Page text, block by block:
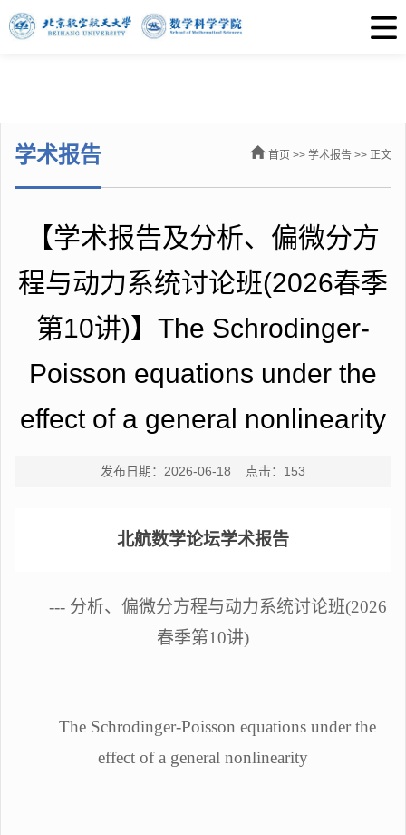
学术报告 首页 >> 学术报告 >> 正文
【学术报告及分析、偏微分方
程与动力系统讨论班(2026春季
第10讲)】The Schrodinger-
Poisson equations under the
effect of a general nonlinearity
发布日期：2026-06-18 点击： 153
北航数学论坛学术报告
--- 分析、 偏微分方程与动力系统讨论班(2026
春季第10讲)
The Schrodinger-Poisson equations under the
effect of a general nonlinearity